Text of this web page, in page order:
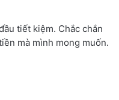
tiết kiệm. Chắc chắn
mà mình mong muốn.